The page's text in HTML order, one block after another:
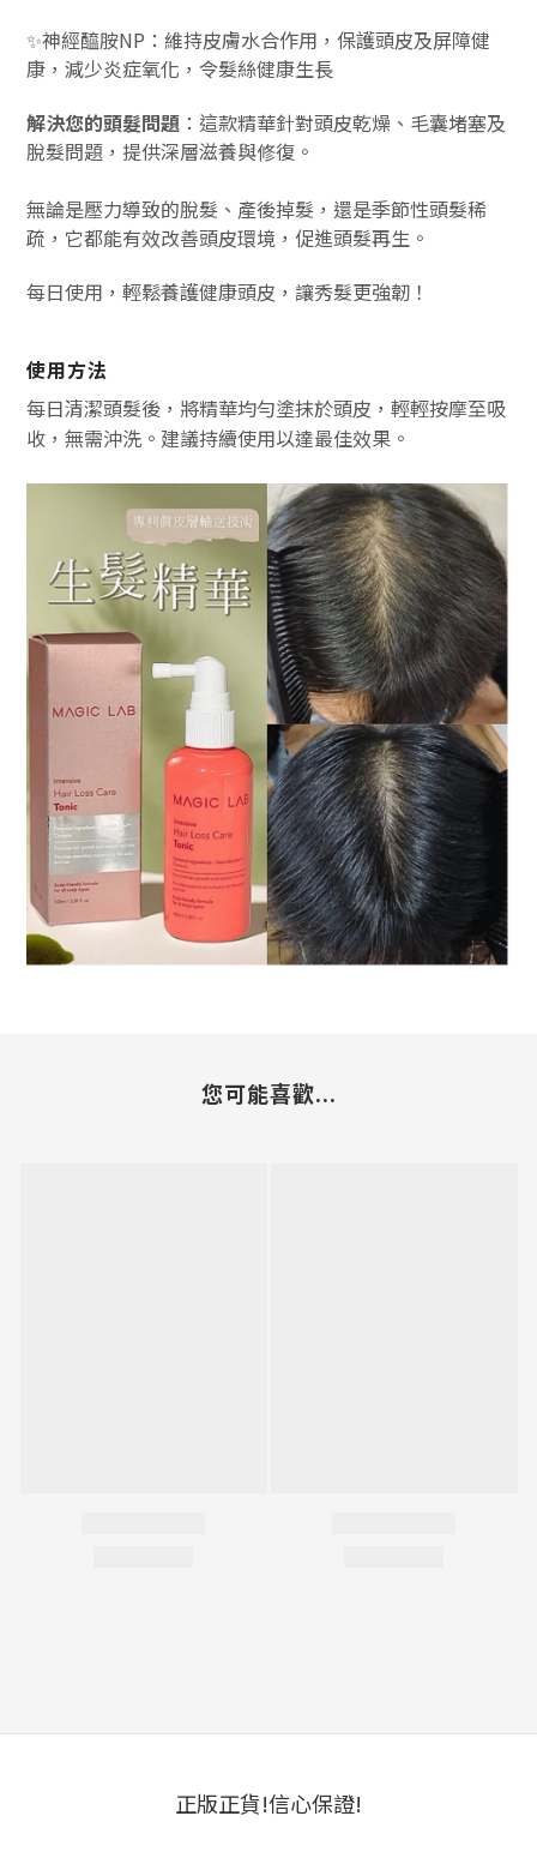
✨神經醯胺NP：維持皮膚水合作用，保護頭皮及屏障健
康，減少炎症氧化，令髮絲健康生長
解決您的頭髮問題 ：這款精華針對頭皮乾燥、毛囊堵塞及
脫髮問題，提供深層滋養與修復。
無論是壓力導致的脫髮、產後掉髮，還是季節性頭髮稀
疏，它都能有效改善頭皮環境，促進頭髮再生。
每日使用，輕鬆養護健康頭皮，讓秀髮更強韌！
使用方法
每日清潔頭髮後，將精華均勻塗抹於頭皮，輕輕按摩至吸
收，無需沖洗。建議持續使用以達最佳效果。
您可能喜歡...
正版正貨!信心保證!